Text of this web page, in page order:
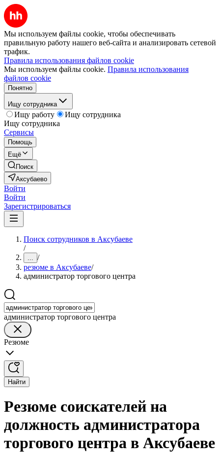
Мы используем файлы cookie, чтобы обеспечивать
правильную работу нашего веб-сайта и анализировать сетевой
трафик.
Правила использования файлов cookie
Мы используем файлы cookie. Правила использования
файлов cookie
Понятно
Ищу сотрудника
Ищу работу
Ищу сотрудника
Ищу сотрудника
Сервисы
Помощь
Ещё
Поиск
Аксубаево
Войти
Войти
Зарегистрироваться
Поиск сотрудников в Аксубаеве
/
... /
резюме в Аксубаеве/
администратор торгового центра
администратор торгового центра
Резюме
Найти
Резюме соискателей на
должность администратора
торгового центра в Аксубаеве